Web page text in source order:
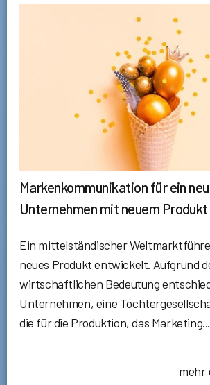
Markenkommunikation für ein
Unternehmen mit neuem Produkt
Ein mittelständischer
neues Produkt entwickelt. Aufgrund
wirtschaftlichen Bedeutung
Unternehmen, eine
die für die Produktion, das Marketing...
mehr